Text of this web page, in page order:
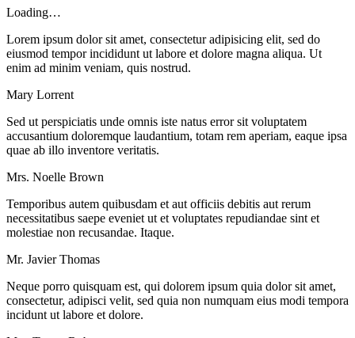
Loading…
Lorem ipsum dolor sit amet, consectetur adipisicing elit, sed do
eiusmod tempor incididunt ut labore et dolore magna aliqua. Ut
enim ad minim veniam, quis nostrud.
Mary Lorrent
Sed ut perspiciatis unde omnis iste natus error sit voluptatem
accusantium doloremque laudantium, totam rem aperiam, eaque ipsa
quae ab illo inventore veritatis.
Mrs. Noelle Brown
Temporibus autem quibusdam et aut officiis debitis aut rerum
necessitatibus saepe eveniet ut et voluptates repudiandae sint et
molestiae non recusandae. Itaque.
Mr. Javier Thomas
Neque porro quisquam est, qui dolorem ipsum quia dolor sit amet,
consectetur, adipisci velit, sed quia non numquam eius modi tempora
incidunt ut labore et dolore.